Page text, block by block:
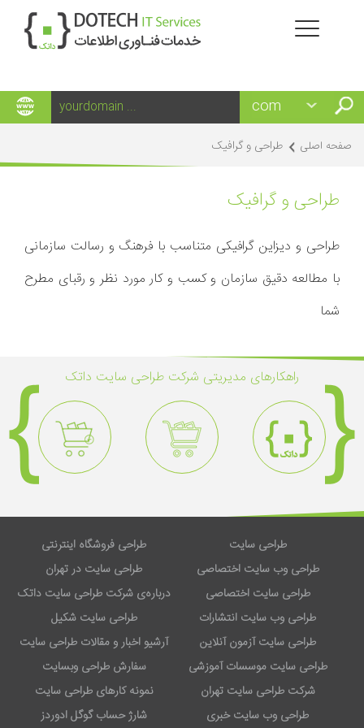
صفحه اصلی طراحی و گرافیک
طراحی و گرافیک
طراحی و دیزاین گرافیکی متناسب با فرهنگ و رسالت سازمانی
با مطالعه دقیق سازمان و کسب و کار مورد نظر و رقبای مطرح
شما
راهکار‌های مدیریتی شرکت طراحی سایت داتک
طراحی سایت
طراحی وب سایت اختصاصی
طراحی سایت اختصاصی
طراحی وب سایت انتشارات
طراحی سایت آزمون آنلاین
طراحی سایت موسسات آموزشی
شرکت طراحی سایت تهران
طراحی وب سایت خبری
طراحی فروشگاه اینترنتی
طراحی سایت در تهران
درباره‌ی شرکت طراحی سایت داتک
طراحی سایت شکیل
آرشیو اخبار و مقالات طراحی سایت
سفارش طراحی وبسایت
نمونه کارهای طراحی سایت
شارژ حساب گوگل ادوردز